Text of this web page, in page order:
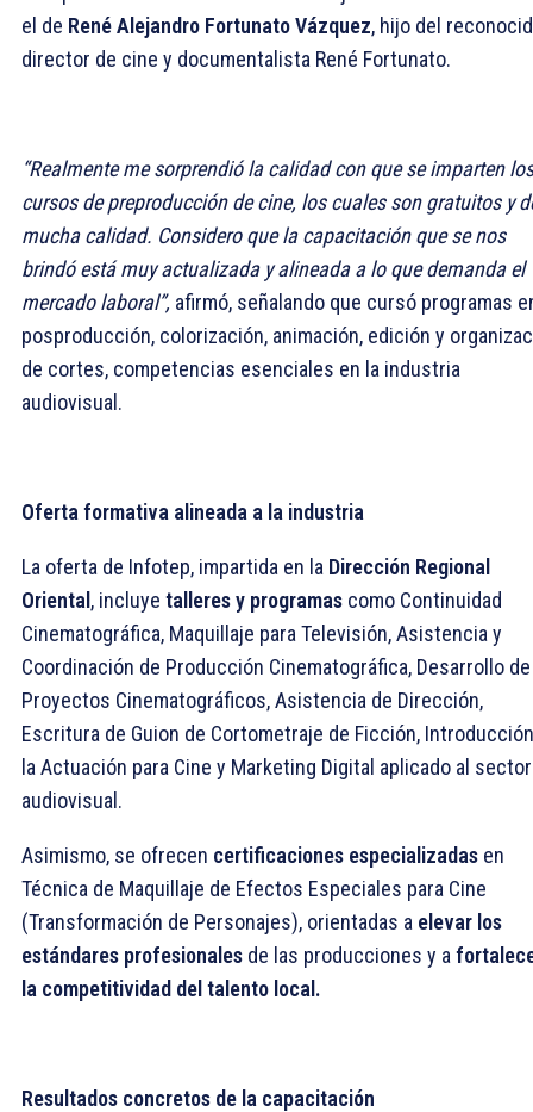
el de René Alejandro Fortunato Vázquez, hijo del
director de cine y documentalista René Fortunato.
“Realmente me sorprendió la calidad con que se imparten los
cursos de preproducción de cine, los cuales son gratuitos y
mucha calidad. Considero que la capacitación que se nos
brindó está muy actualizada y alineada a lo que demanda el
mercado laboral”, afirmó, señalando que cursó programas
posproducción, colorización, animación, edición y
de cortes, competencias esenciales en la industria
audiovisual.
Oferta formativa alineada a la industria
La oferta de Infotep, impartida en la Dirección Regional
Oriental, incluye talleres y programas como Continuidad
Cinematográfica, Maquillaje para Televisión, Asistencia y
Coordinación de Producción Cinematográfica, Desarrollo de
Proyectos Cinematográficos, Asistencia de Dirección,
Escritura de Guion de Cortometraje de Ficción,
la Actuación para Cine y Marketing Digital aplicado al sector
audiovisual.
Asimismo, se ofrecen certificaciones especializadas en
Técnica de Maquillaje de Efectos Especiales para Cine
(Transformación de Personajes), orientadas a elevar los
estándares profesionales de las producciones y a
la competitividad del talento local.
Resultados concretos de la capacitación